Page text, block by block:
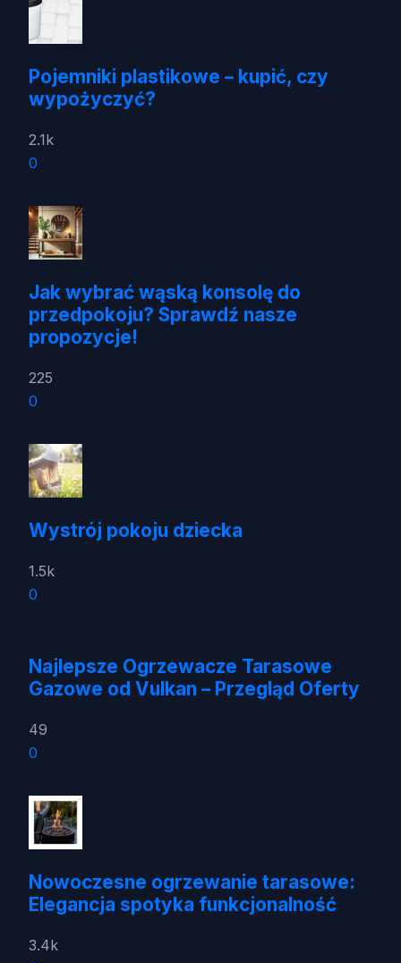
Pojemniki plastikowe – kupić, czy
wypożyczyć?
2.1k
0
Jak wybrać wąską konsolę do
przedpokoju? Sprawdź nasze
propozycje!
225
0
Wystrój pokoju dziecka
1.5k
0
Najlepsze Ogrzewacze Tarasowe
Gazowe od Vulkan – Przegląd Oferty
49
0
Nowoczesne ogrzewanie tarasowe:
Elegancja spotyka funkcjonalność
3.4k